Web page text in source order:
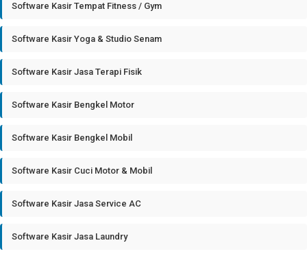
Software Kasir Tempat Fitness / Gym
Software Kasir Yoga & Studio Senam
Software Kasir Jasa Terapi Fisik
Software Kasir Bengkel Motor
Software Kasir Bengkel Mobil
Software Kasir Cuci Motor & Mobil
Software Kasir Jasa Service AC
Software Kasir Jasa Laundry